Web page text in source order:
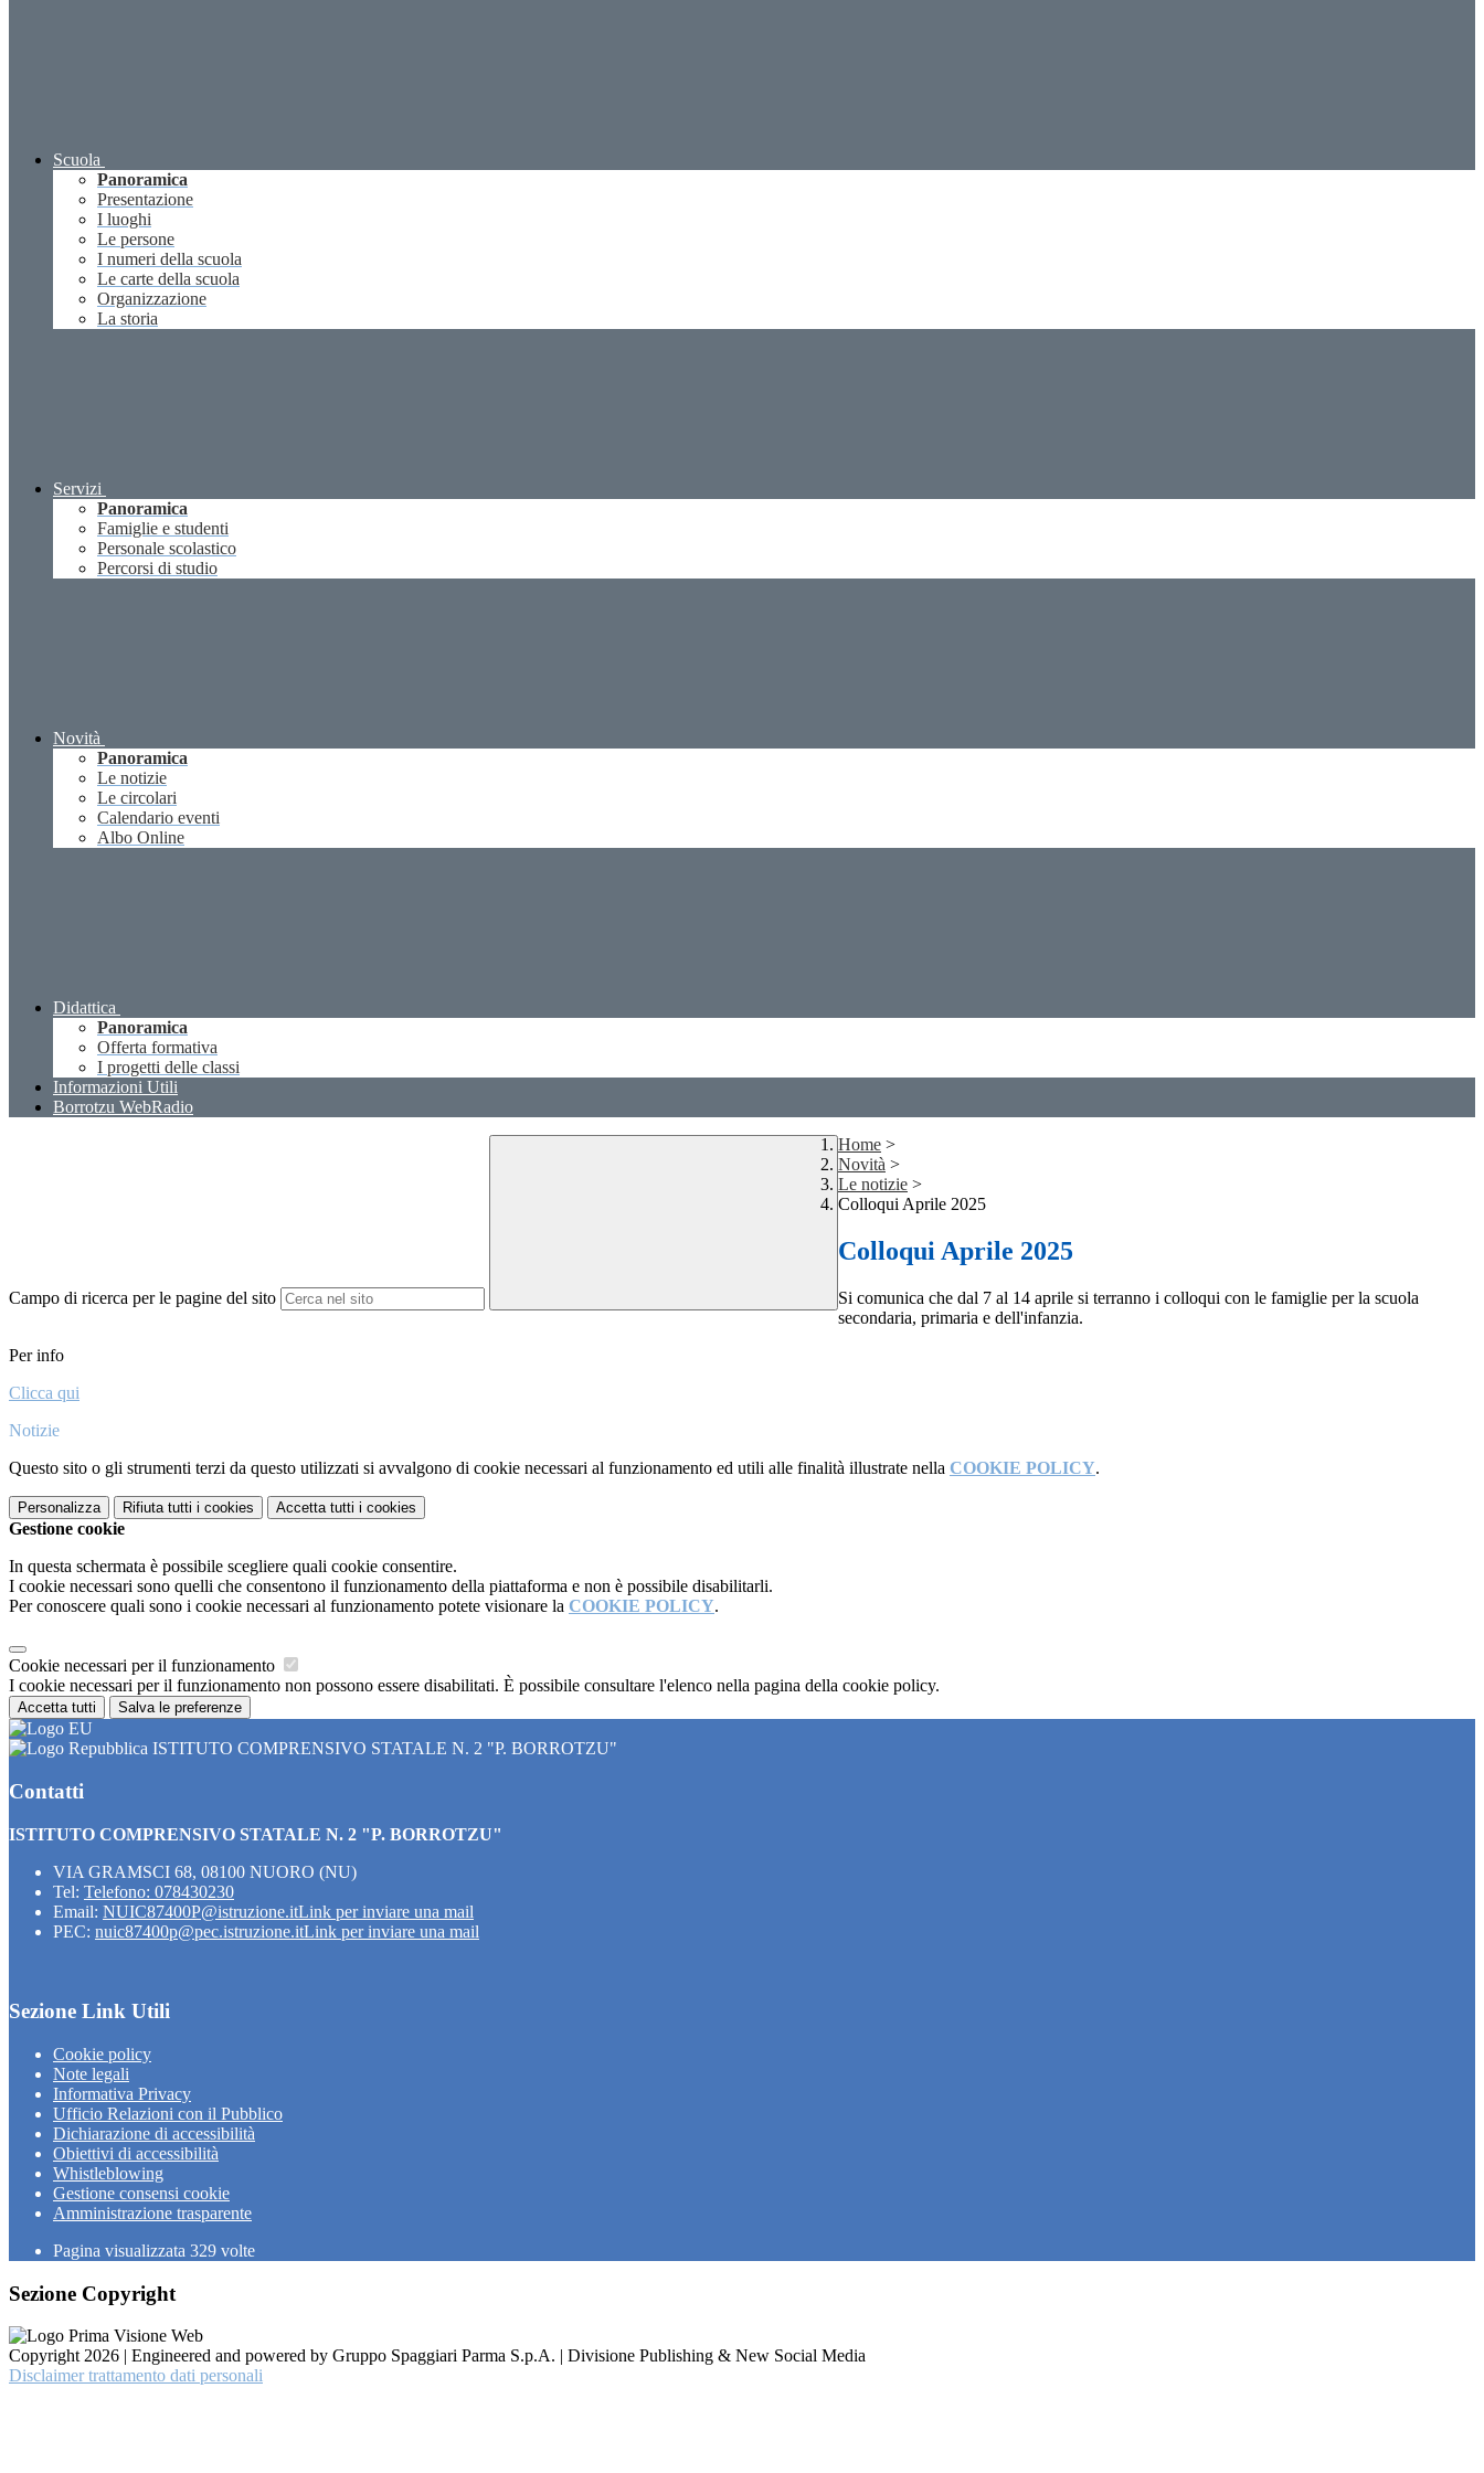
Scuola
Panoramica
Presentazione
I luoghi
Le persone
I numeri della scuola
Le carte della scuola
Organizzazione
La storia
Servizi
Panoramica
Famiglie e studenti
Personale scolastico
Percorsi di studio
Novità
Panoramica
Le notizie
Le circolari
Calendario eventi
Albo Online
Didattica
Panoramica
Offerta formativa
I progetti delle classi
Informazioni Utili
Borrotzu WebRadio
Campo di ricerca per le pagine del sito
Home >
Novità >
Le notizie >
Colloqui Aprile 2025
Colloqui Aprile 2025
Si comunica che dal 7 al 14 aprile si terranno i colloqui con le famiglie per la scuola
secondaria, primaria e dell'infanzia.
Per info
Clicca qui
Notizie
Questo sito o gli strumenti terzi da questo utilizzati si avvalgono di cookie necessari al funzionamento ed utili alle finalità illustrate nella COOKIE POLICY.
Personalizza Rifiuta tutti i cookies Accetta tutti i cookies
Gestione cookie
In questa schermata è possibile scegliere quali cookie consentire.
I cookie necessari sono quelli che consentono il funzionamento della piattaforma e non è possibile disabilitarli.
Per conoscere quali sono i cookie necessari al funzionamento potete visionare la COOKIE POLICY.
Cookie necessari per il funzionamento
I cookie necessari per il funzionamento non possono essere disabilitati. È possibile consultare l'elenco nella pagina della cookie policy.
Accetta tutti Salva le preferenze
ISTITUTO COMPRENSIVO STATALE N. 2 "P. BORROTZU"
Contatti
ISTITUTO COMPRENSIVO STATALE N. 2 "P. BORROTZU"
VIA GRAMSCI 68, 08100 NUORO (NU)
Tel: Telefono: 078430230
Email: NUIC87400P@istruzione.itLink per inviare una mail
PEC: nuic87400p@pec.istruzione.itLink per inviare una mail
Sezione Link Utili
Cookie policy
Note legali
Informativa Privacy
Ufficio Relazioni con il Pubblico
Dichiarazione di accessibilità
Obiettivi di accessibilità
Whistleblowing
Gestione consensi cookie
Amministrazione trasparente
Pagina visualizzata 329 volte
Sezione Copyright
Copyright 2026 | Engineered and powered by Gruppo Spaggiari Parma S.p.A. | Divisione Publishing & New Social Media
Disclaimer trattamento dati personali